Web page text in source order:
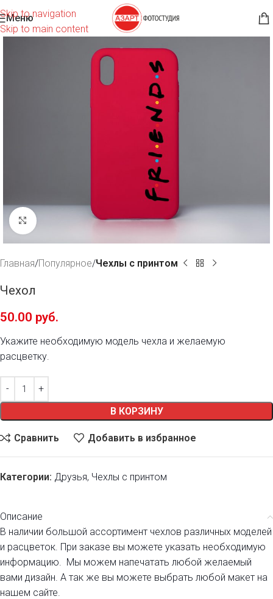
Skip to navigation
Skip to main content
Меню
Нажмите, чтобы увеличить
Главная Популярное Чехлы с принтом
Чехол
50.00 руб.
Укажите необходимую модель чехла и желаемую
расцветку.
В КОРЗИНУ
Сравнить Добавить в избранное
Категории: Друзья, Чехлы с принтом
Описание
В наличии большой ассортимент чехлов различных моделей
и расцветок. При заказе вы можете указать необходимую
информацию. Мы можем напечатать любой желаемый
вами дизайн. А так же вы можете выбрать любой макет на
нашем сайте.